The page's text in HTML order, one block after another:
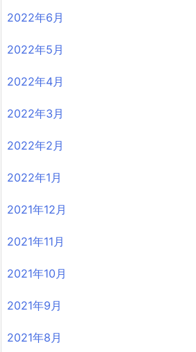
2022年6月
2022年5月
2022年4月
2022年3月
2022年2月
2022年1月
2021年12月
2021年11月
2021年10月
2021年9月
2021年8月